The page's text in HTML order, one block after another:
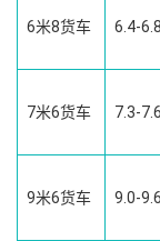
6米8货车 6.4-6.8
7米6货车 7.3-7.6
9米6货车 9.0-9.6